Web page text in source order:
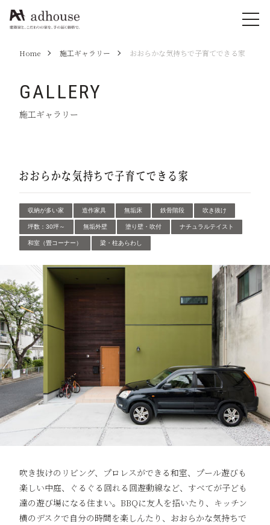
Home 施工ギャラリー おおらかな気持ちで子育てできる家
GALLERY
施工ギャラリー
おおらかな気持ちで子育てできる家
収納が多い家 造作家具 無垢床 鉄骨階段 吹き抜け
坪数：30坪～ 無垢外壁 塗り壁・吹付 ナチュラルテイスト
和室（畳コーナー） 梁・柱あらわし
吹き抜けのリビング、プロレスができる和室、プール遊びも
楽しい中庭、ぐるぐる回れる回遊動線など、すべてが子ども
達の遊び場になる住まい。BBQに友人を招いたり、キッチン
横のデスクで自分の時間を楽しんたり、おおらかな気持ちで